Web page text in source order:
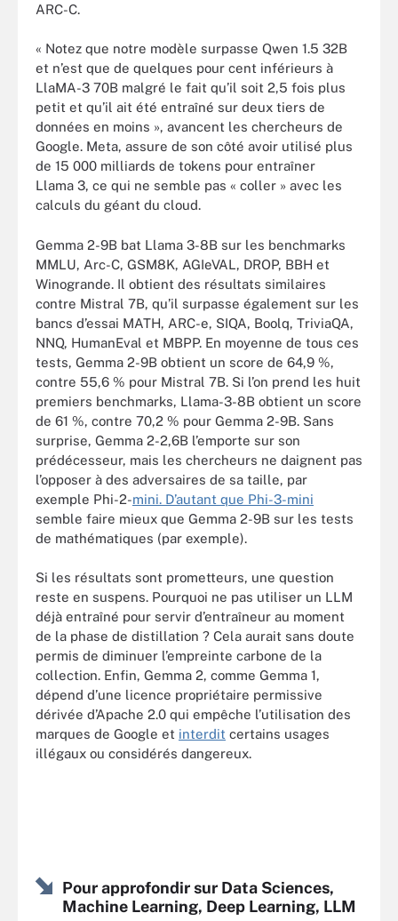
ARC-C.
« Notez que notre modèle surpasse Qwen 1.5 32B
et n’est que de quelques pour cent inférieurs à
LlaMA-3 70B malgré le fait qu’il soit 2,5 fois plus
petit et qu’il ait été entraîné sur deux tiers de
données en moins », avancent les chercheurs de
Google. Meta, assure de son côté avoir utilisé plus
de 15 000 milliards de tokens pour entraîner
Llama 3, ce qui ne semble pas « coller » avec les
calculs du géant du cloud.
Gemma 2-9B bat Llama 3-8B sur les benchmarks
MMLU, Arc-C, GSM8K, AGIeVAL, DROP, BBH et
Winogrande. Il obtient des résultats similaires
contre Mistral 7B, qu’il surpasse également sur les
bancs d’essai MATH, ARC-e, SIQA, Boolq, TriviaQA,
NNQ, HumanEval et MBPP. En moyenne de tous ces
tests, Gemma 2-9B obtient un score de 64,9 %,
contre 55,6 % pour Mistral 7B. Si l’on prend les huit
premiers benchmarks, Llama-3-8B obtient un score
de 61 %, contre 70,2 % pour Gemma 2-9B. Sans
surprise, Gemma 2-2,6B l’emporte sur son
prédécesseur, mais les chercheurs ne daignent pas
l’opposer à des adversaires de sa taille, par
exemple Phi-2-mini. D’autant que Phi-3-mini
semble faire mieux que Gemma 2-9B sur les tests
de mathématiques (par exemple).
Si les résultats sont prometteurs, une question
reste en suspens. Pourquoi ne pas utiliser un LLM
déjà entraîné pour servir d’entraîneur au moment
de la phase de distillation ? Cela aurait sans doute
permis de diminuer l’empreinte carbone de la
collection. Enfin, Gemma 2, comme Gemma 1,
dépend d’une licence propriétaire permissive
dérivée d’Apache 2.0 qui empêche l’utilisation des
marques de Google et interdit certains usages
illégaux ou considérés dangereux.
Pour approfondir sur Data Sciences,
Machine Learning, Deep Learning, LLM